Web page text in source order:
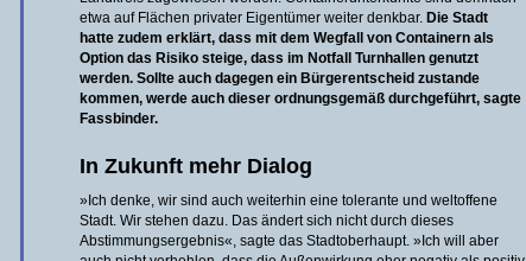
etwa auf Flächen privater Eigentümer weiter denkbar. Die Stadt
hatte zudem erklärt, dass mit dem Wegfall von Containern als
Option das Risiko steige, dass im Notfall Turnhallen genutzt
werden. Sollte auch dagegen ein Bürgerentscheid zustande
kommen, werde auch dieser ordnungsgemäß durchgeführt, sagte
Fassbinder.
In Zukunft mehr Dialog
»Ich denke, wir sind auch weiterhin eine tolerante und weltoffene
Stadt. Wir stehen dazu. Das ändert sich nicht durch dieses
Abstimmungsergebnis«, sagte das Stadtoberhaupt. »Ich will aber